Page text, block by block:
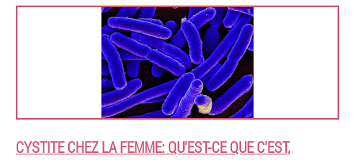
CYSTITE CHEZ LA FEMME: QU'EST-CE QUE C'EST,